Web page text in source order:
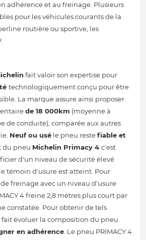
adhérence et au freinage. Plusieurs
pour les véhicules courants de la
routière ou sportive, les
fait valoir son expertise pour
technologiquement conçu pour être
La marque assure ainsi proposer
de 18 000km (moyenne à
de conduite), comparée aux autres
Neuf ou usé le pneu restefiable et
du pneu Michelin Primacy 4 c'est
d'un niveau de sécurité élevé
témoin d'usure est atteint. Pour
de freinage avec un niveau d'usure
4 freine 2,8 mètres plus court par
constatée. Pour obtenir de tels
fait évoluer la composition du pneu
en adhérence. Le pneu PRIMACY 4